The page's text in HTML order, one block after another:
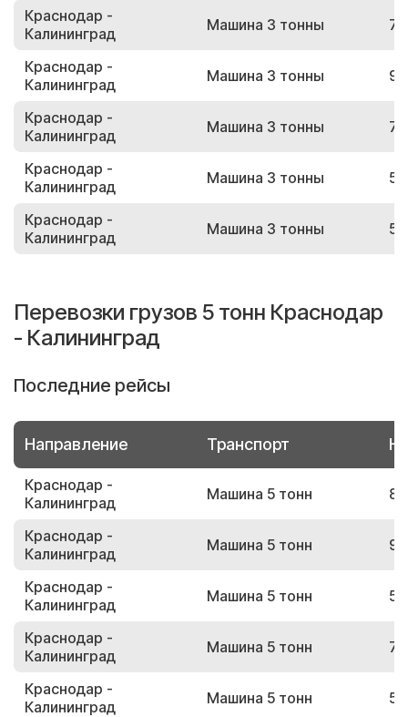
Краснодар -
Калининград
Машина 3 тонны
Краснодар -
Калининград
Машина 3 тонны
Краснодар -
Калининград
Машина 3 тонны
Краснодар -
Калининград
Машина 3 тонны
Краснодар -
Калининград
Машина 3 тонны
Перевозки грузов 5 тонн Краснодар
- Калининград
Последние рейсы
Направление Транспорт
Краснодар -
Калининград
Машина 5 тонн
Краснодар -
Калининград
Машина 5 тонн
Краснодар -
Калининград
Машина 5 тонн
Краснодар -
Калининград
Машина 5 тонн
Краснодар -
Калининград
Машина 5 тонн